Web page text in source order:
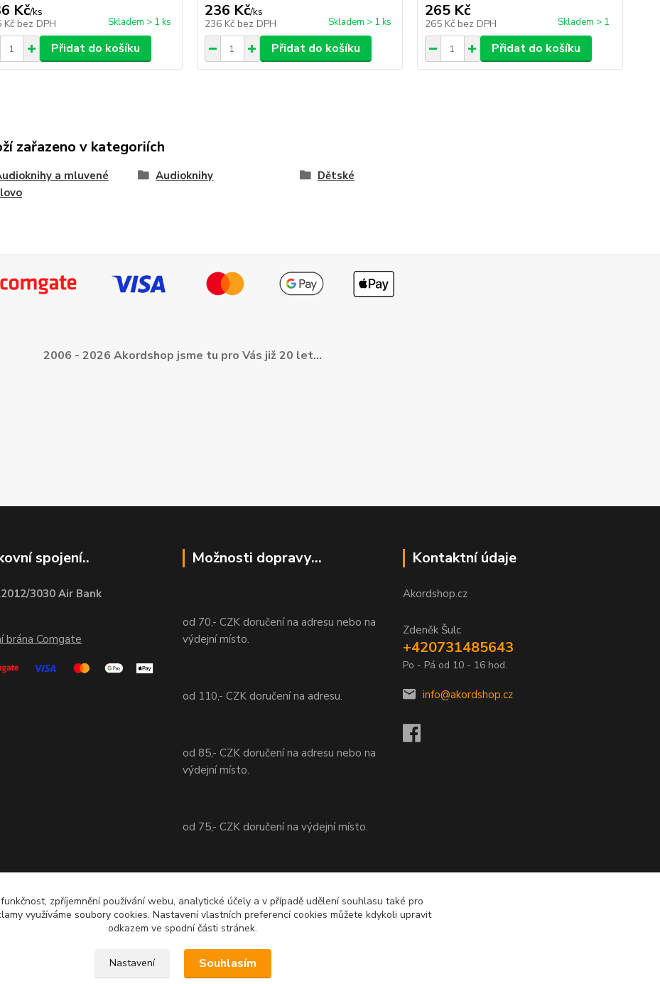
Kč/ks
Kč bez DPH Skladem > 1 ks
Přidat do košíku
236 Kč/ks
236 Kč bez DPH Skladem > 1 ks
Přidat do košíku
265 Kč
265 Kč bez DPH Skladem > 1
Přidat do košíku
zařazeno v kategoriích
a mluvené
Audioknihy Dětské
2006 - 2026 Akordshop jsme tu pro Vás již 20 let...
spojení..
3030 Air Bank
brána Comgate
Možnosti dopravy...
od 70,- CZK doručení na adresu nebo na
výdejní místo.
od 110,- CZK doručení na adresu.
od 85,- CZK doručení na adresu nebo na
výdejní místo.
od 75,- CZK doručení na výdejní místo.
výdejní místo.
Kontaktní údaje
Akordshop.cz
Zdeněk Šulc
+420731485643
Po - Pá od 10 - 16 hod.
info@akordshop.cz
zpříjemnění používání webu, analytické účely a v případě udělení souhlasu také pro
využíváme soubory cookies. Nastavení vlastních preferencí cookies můžete kdykoli upravit
odkazem ve spodní části stránek.
Nastavení Souhlasím